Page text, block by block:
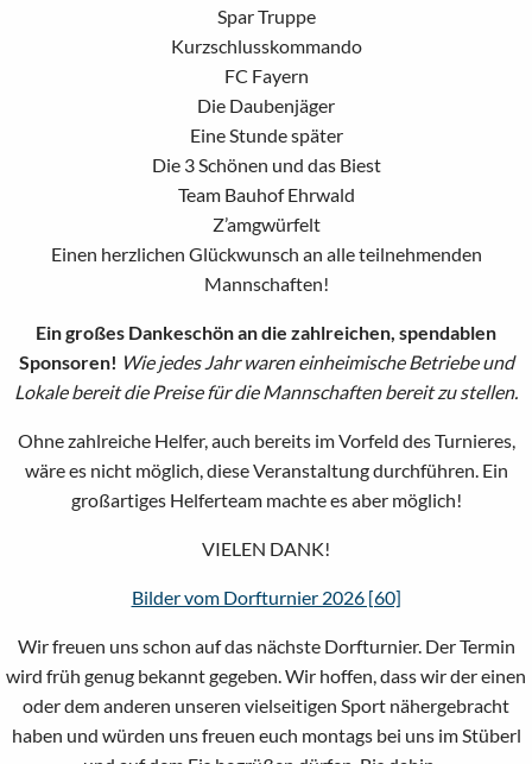
Spar Truppe
Kurzschlusskommando
FC Fayern
Die Daubenjäger
Eine Stunde später
Die 3 Schönen und das Biest
Team Bauhof Ehrwald
Z’amgwürfelt
Einen herzlichen Glückwunsch an alle teilnehmenden
Mannschaften!
Ein großes Dankeschön an die zahlreichen, spendablen
Sponsoren! Wie jedes Jahr waren einheimische Betriebe und
Lokale bereit die Preise für die Mannschaften bereit zu stellen.
Ohne zahlreiche Helfer, auch bereits im Vorfeld des Turnieres,
wäre es nicht möglich, diese Veranstaltung durchführen. Ein
großartiges Helferteam machte es aber möglich!
VIELEN DANK!
Bilder vom Dorfturnier 2026 [60]
Wir freuen uns schon auf das nächste Dorfturnier. Der Termin
wird früh genug bekannt gegeben. Wir hoffen, dass wir der einen
oder dem anderen unseren vielseitigen Sport nähergebracht
haben und würden uns freuen euch montags bei uns im Stüberl